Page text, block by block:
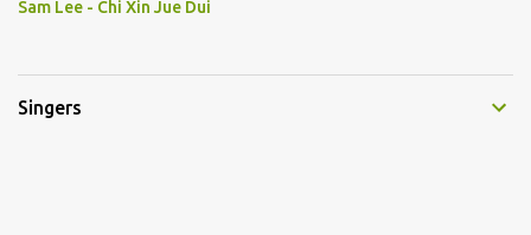
Sam Lee - Chi Xin Jue Dui
Singers